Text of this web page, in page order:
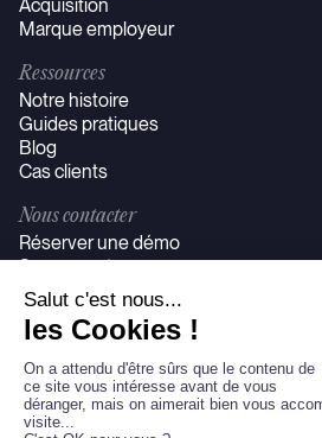
Acquisition
Marque employeur
Ressources
Notre histoire
Guides pratiques
Blog
Cas clients
Nous contacter
Réserver une démo
Se connecter